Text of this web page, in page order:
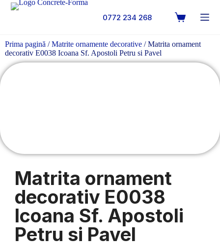
0772 234 268
Prima pagină /Matrite ornamente decorative / Matrita ornament
decorativ E0038 Icoana Sf. Apostoli Petru si Pavel
Matrita ornament
decorativ E0038
Icoana Sf. Apostoli
Petru si Pavel